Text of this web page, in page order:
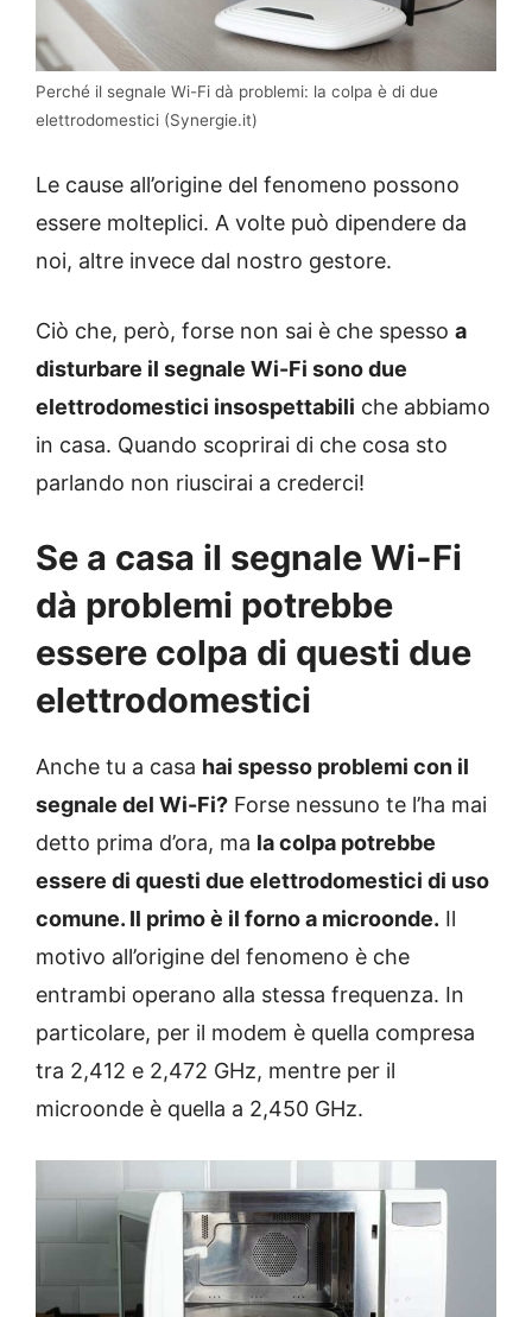
Perché il segnale Wi-Fi dà problemi: la colpa è di due
elettrodomestici (Synergie.it)
Le cause all’origine del fenomeno possono
essere molteplici. A volte può dipendere da
noi, altre invece dal nostro gestore.
Ciò che, però, forse non sai è che spesso a
disturbare il segnale Wi-Fi sono due
elettrodomestici insospettabili che abbiamo
in casa. Quando scoprirai di che cosa sto
parlando non riuscirai a crederci!
Se a casa il segnale Wi-Fi
dà problemi potrebbe
essere colpa di questi due
elettrodomestici
Anche tu a casa hai spesso problemi con il
segnale del Wi-Fi? Forse nessuno te l’ha mai
detto prima d’ora, ma la colpa potrebbe
essere di questi due elettrodomestici di uso
comune. Il primo è il forno a microonde. Il
motivo all’origine del fenomeno è che
entrambi operano alla stessa frequenza. In
particolare, per il modem è quella compresa
tra 2,412 e 2,472 GHz, mentre per il
microonde è quella a 2,450 GHz.